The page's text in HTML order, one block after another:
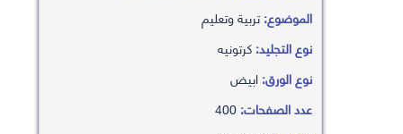
الموضوع:تربية وتعليم
نوع التجليد:كرتونيه
نوع الورق:ابيض
عدد الصفحات: